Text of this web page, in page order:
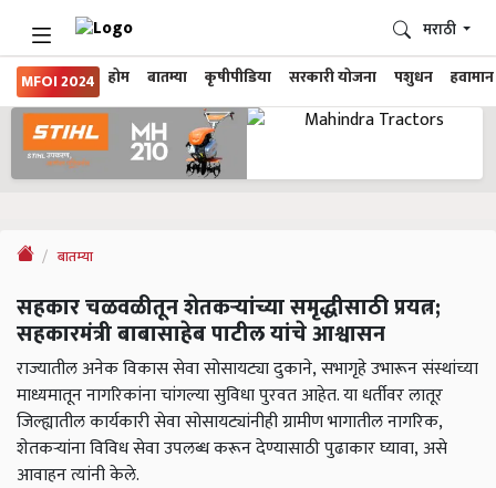
MFOI 2024 होम बातम्या कृषीपीडिया सरकारी योजना पशुधन हवामान
मराठी
बातम्या
सहकार चळवळीतून शेतकऱ्यांच्या समृद्धीसाठी प्रयत्न;
सहकारमंत्री बाबासाहेब पाटील यांचे आश्वासन
राज्यातील अनेक विकास सेवा सोसायट्या दुकाने, सभागृहे उभारून संस्थांच्या
माध्यमातून नागरिकांना चांगल्या सुविधा पुरवत आहेत. या धर्तीवर लातूर
जिल्ह्यातील कार्यकारी सेवा सोसायट्यांनीही ग्रामीण भागातील नागरिक,
शेतकऱ्यांना विविध सेवा उपलब्ध करून देण्यासाठी पुढाकार घ्यावा, असे
आवाहन त्यांनी केले.